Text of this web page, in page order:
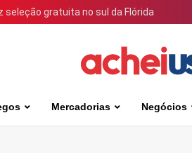
gratuita no sul da Flórida
Mercadorias Negócios